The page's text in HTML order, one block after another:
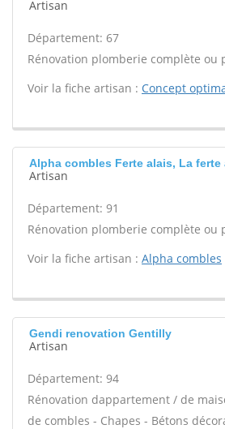
Artisan
Département: 67
Rénovation plomberie complète ou
Voir la fiche artisan : Concept
Alpha combles Ferte alais, La ferte
Artisan
Département: 91
Rénovation plomberie complète ou
Voir la fiche artisan : Alpha combles
Gendi renovation Gentilly
Artisan
Département: 94
Rénovation dappartement / de
de combles - Chapes - Bétons